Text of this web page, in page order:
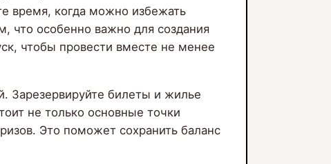
время, когда можно избежать
что особенно важно для создания
чтобы провести вместе не менее
Зарезервируйте билеты и жилье
не только основные точки
Это поможет сохранить баланс